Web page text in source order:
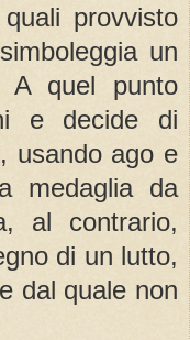
provvisto
un
A quel punto
e decide di
usando ago e
medaglia da
al contrario,
di un lutto,
dal quale non